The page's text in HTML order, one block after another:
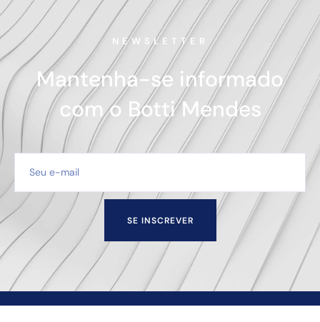
NEWSLETTER
Mantenha-se informado
com o Botti Mendes
SE INSCREVER